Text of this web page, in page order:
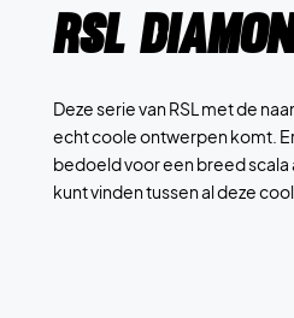
RSL
Deze serie van RSL met de
echt coole ontwerpen komt.
bedoeld voor een breed
kunt vinden tussen al deze